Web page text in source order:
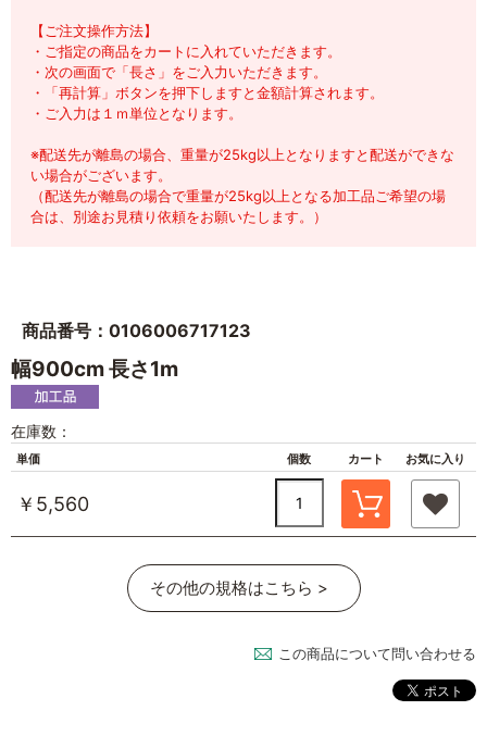
【ご注文操作方法】
・ご指定の商品をカートに入れていただきます。
・次の画面で「長さ」をご入力いただきます。
・「再計算」ボタンを押下しますと金額計算されます。
・ご入力は１ｍ単位となります。
※配送先が離島の場合、重量が25kg以上となりますと配送ができな
い場合がございます。
（配送先が離島の場合で重量が25kg以上となる加工品ご希望の場
合は、別途お見積り依頼をお願いたします。）
商品番号：0106006717123
幅900cm 長さ1m
在庫数：
単価 個数 カート お気に入り
￥5,560
その他の規格はこちら >
この商品について問い合わせる